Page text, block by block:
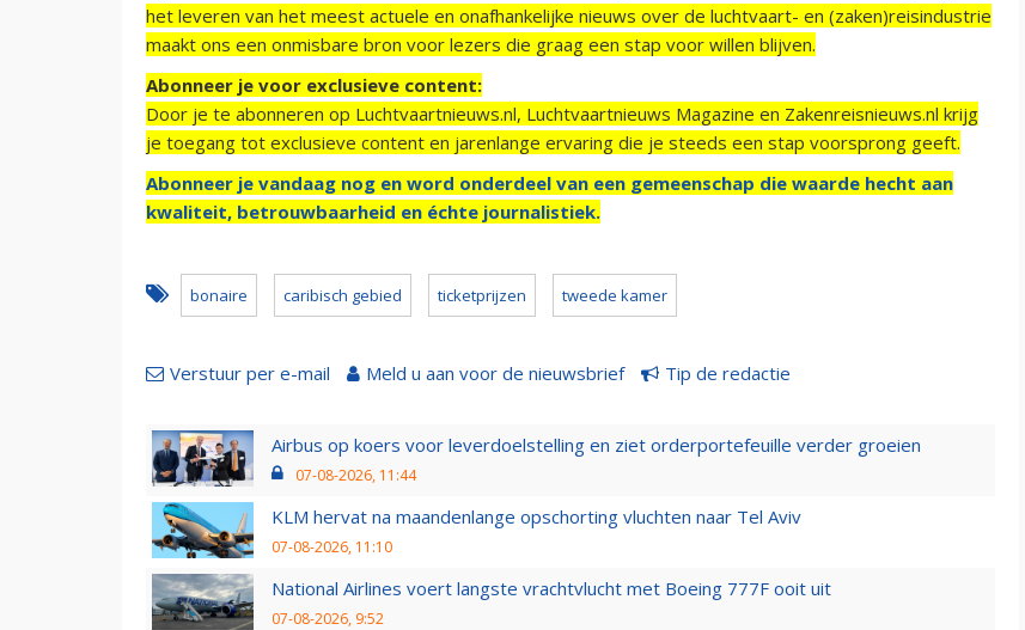
het leveren van het meest actuele en onafhankelijke nieuws over de luchtvaart- en (zaken)reisindustrie
maakt ons een onmisbare bron voor lezers die graag een stap voor willen blijven.
Abonneer je voor exclusieve content:
Door je te abonneren op Luchtvaartnieuws.nl, Luchtvaartnieuws Magazine en Zakenreisnieuws.nl krijg
je toegang tot exclusieve content en jarenlange ervaring die je steeds een stap voorsprong geeft.
Abonneer je vandaag nog en word onderdeel van een gemeenschap die waarde hecht aan
kwaliteit, betrouwbaarheid en échte journalistiek.
bonaire caribisch gebied ticketprijzen tweede kamer
Verstuur per e-mail Meld u aan voor de nieuwsbrief Tip de redactie
Airbus op koers voor leverdoelstelling en ziet orderportefeuille verder groeien
07-08-2026, 11:44
KLM hervat na maandenlange opschorting vluchten naar Tel Aviv
07-08-2026, 11:10
National Airlines voert langste vrachtvlucht met Boeing 777F ooit uit
07-08-2026, 9:52